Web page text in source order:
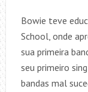
Bowie teve
School, onde
sua primeira
seu primeiro
bandas mal